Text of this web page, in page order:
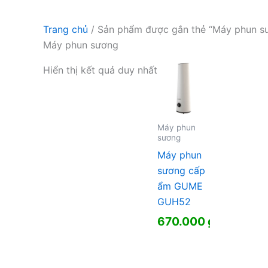
Trang chủ / Sản phẩm được gắn thẻ “Máy phun
Máy phun sương
Hiển thị kết quả duy nhất
Máy phun
sương
Máy phun
sương cấp
ẩm GUME
GUH52
670.000₫